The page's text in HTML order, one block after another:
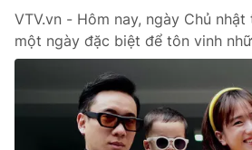
Photo
VTV Money VTV
VTV.vn - Hôm nay, ngày Chủ
một ngày đặc biệt để tôn vinh